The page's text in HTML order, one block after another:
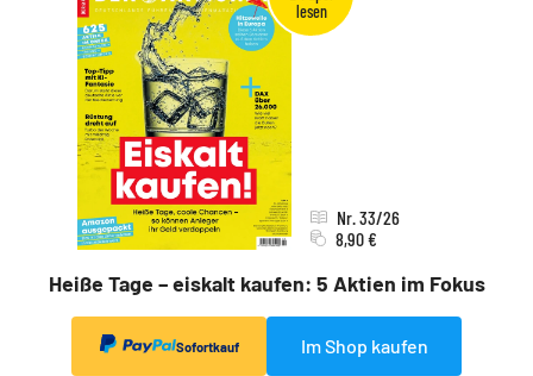
Heiße Tage – eiskalt kaufen: 5 Aktien im Fokus
Nr. 33/26
8,90 €
Sofortkauf Im Shop kaufen